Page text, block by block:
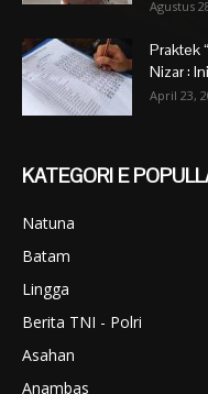
Agustus
Praktek
Nizar :
April 23,
KATEGORI E
Natuna
Batam
Lingga
Berita TNI - Polri
Asahan
Anambas